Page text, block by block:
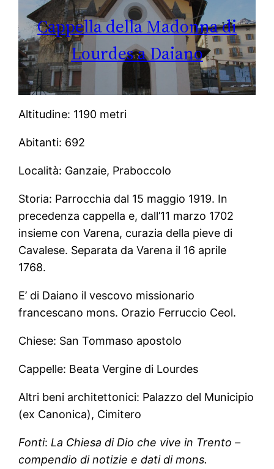
Cappella della Madonna di
Lourdes a Daiano
Altitudine: 1190 metri
Abitanti: 692
Località: Ganzaie, Praboccolo
Storia: Parrocchia dal 15 maggio 1919. In
precedenza cappella e, dall’11 marzo 1702
insieme con Varena, curazia della pieve di
Cavalese. Separata da Varena il 16 aprile
1768.
E’ di Daiano il vescovo missionario
francescano mons. Orazio Ferruccio Ceol.
Chiese: San Tommaso apostolo
Cappelle: Beata Vergine di Lourdes
Altri beni architettonici: Palazzo del Municipio
(ex Canonica), Cimitero
Fonti: La Chiesa di Dio che vive in Trento –
compendio di notizie e dati di mons.